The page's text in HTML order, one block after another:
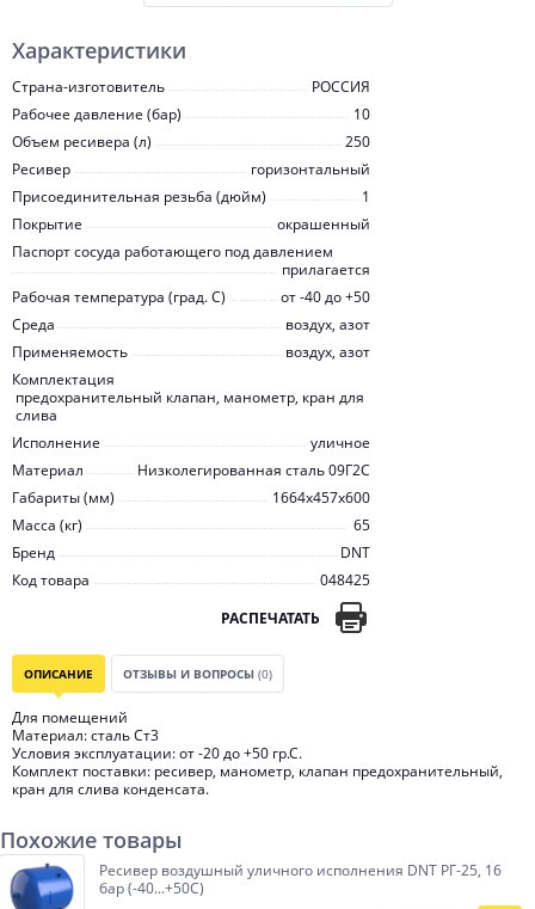
Характеристики
Страна-изготовитель
РОССИЯ
Рабочее давление (бар)
10
Объем ресивера (л)
250
Ресивер
горизонтальный
Присоединительная резьба (дюйм)
1
Покрытие
окрашенный
Паспорт сосуда работающего под давлением
прилагается
Рабочая температура (град. C)
от -40 до +50
Среда
воздух, азот
Применяемость
воздух, азот
Комплектация
предохранительный клапан, манометр, кран для
слива
Исполнение
уличное
Материал
Низколегированная сталь 09Г2С
Габариты (мм)
1664x457x600
Масса (кг)
65
Бренд
DNT
Код товара
048425
РАСПЕЧАТАТЬ
ОПИСАНИЕ ОТЗЫВЫ И ВОПРОСЫ (0)
Для помещений
Материал: сталь Ст3
Условия эксплуатации: от -20 до +50 гр.С.
Комплект поставки: ресивер, манометр, клапан предохранительный,
кран для слива конденсата.
Похожие товары
Ресивер воздушный уличного исполнения DNT РГ-25, 16
бар (-40...+50С)